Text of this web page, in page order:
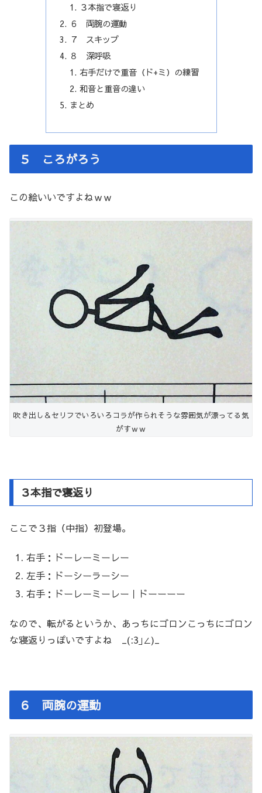
３本指で寝返り
６ 両腕の運動
７ スキップ
８ 深呼吸
右手だけで重音（ド+ミ）の練習
和音と重音の違い
まとめ
５ ころがろう
この絵いいですよねｗｗ
吹き出し＆セリフでいろいろコラが作られそうな雰囲気が漂ってる気
がすｗｗ
３本指で寝返り
ここで３指（中指）初登場。
右手：ドーレーミーレー
左手：ドーシーラーシー
右手：ドーレーミーレー｜ドーーーー
なので、転がるというか、あっちにゴロンこっちにゴロン
な寝返りっぽいですよね _(:3｣∠)_
６ 両腕の運動